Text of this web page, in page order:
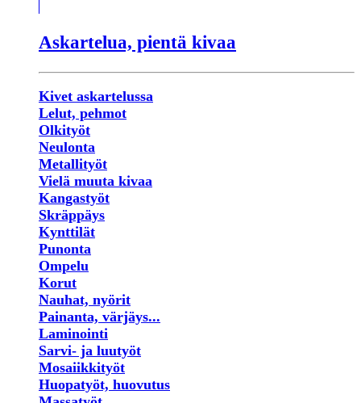
Askartelua, pientä kivaa
Kivet askartelussa
Lelut, pehmot
Olkityöt
Neulonta
Metallityöt
Vielä muuta kivaa
Kangastyöt
Skräppäys
Kynttilät
Punonta
Ompelu
Korut
Nauhat, nyörit
Painanta, värjäys...
Laminointi
Sarvi- ja luutyöt
Mosaiikkityöt
Huopatyöt, huovutus